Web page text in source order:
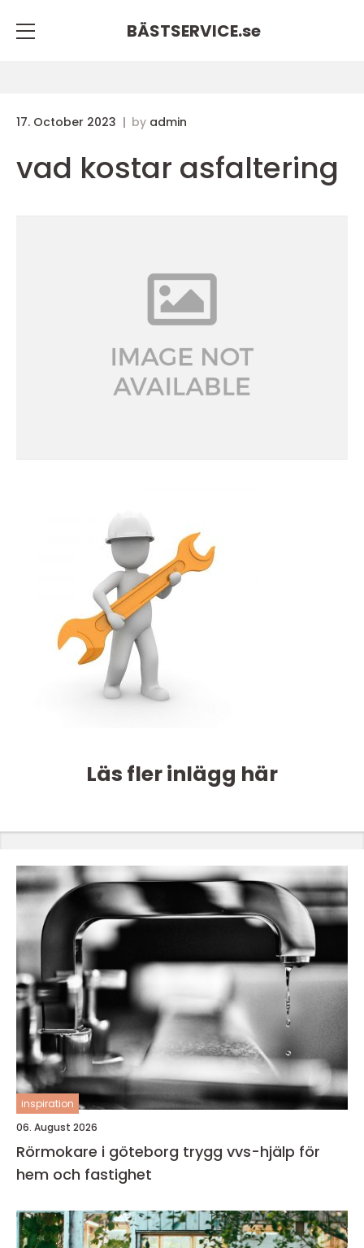
BÄSTSERVICE.se
17. October 2023 by admin
vad kostar asfaltering
Läs fler inlägg här
inspiration
06. August 2026
Rörmokare i göteborg trygg vvs-hjälp för
hem och fastighet